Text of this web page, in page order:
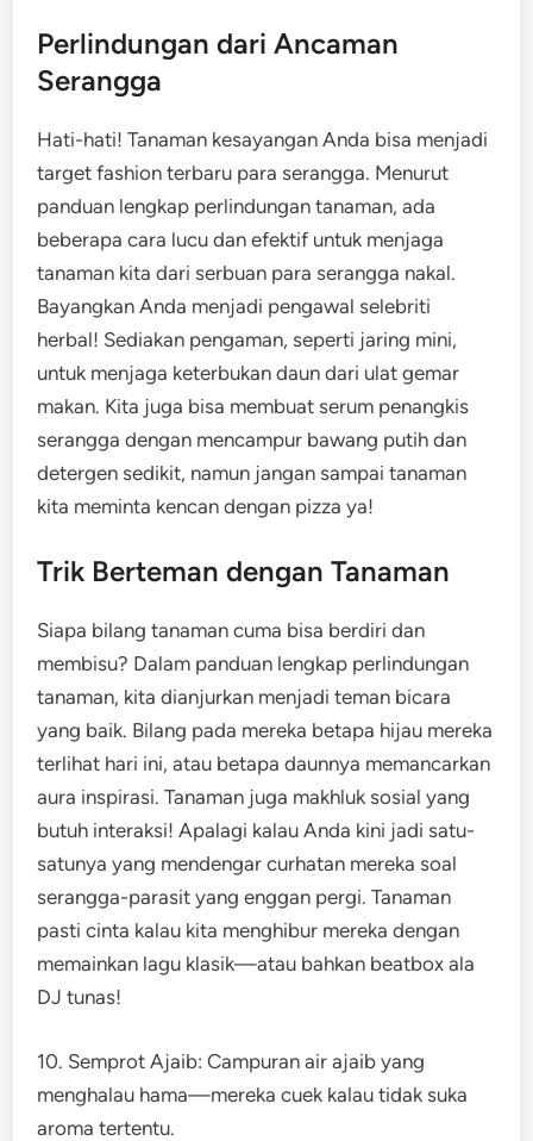
Perlindungan dari Ancaman
Serangga
Hati-hati! Tanaman kesayangan Anda bisa menjadi
target fashion terbaru para serangga. Menurut
panduan lengkap perlindungan tanaman, ada
beberapa cara lucu dan efektif untuk menjaga
tanaman kita dari serbuan para serangga nakal.
Bayangkan Anda menjadi pengawal selebriti
herbal! Sediakan pengaman, seperti jaring mini,
untuk menjaga keterbukan daun dari ulat gemar
makan. Kita juga bisa membuat serum penangkis
serangga dengan mencampur bawang putih dan
detergen sedikit, namun jangan sampai tanaman
kita meminta kencan dengan pizza ya!
Trik Berteman dengan Tanaman
Siapa bilang tanaman cuma bisa berdiri dan
membisu? Dalam panduan lengkap perlindungan
tanaman, kita dianjurkan menjadi teman bicara
yang baik. Bilang pada mereka betapa hijau mereka
terlihat hari ini, atau betapa daunnya memancarkan
aura inspirasi. Tanaman juga makhluk sosial yang
butuh interaksi! Apalagi kalau Anda kini jadi satu-
satunya yang mendengar curhatan mereka soal
serangga-parasit yang enggan pergi. Tanaman
pasti cinta kalau kita menghibur mereka dengan
memainkan lagu klasik—atau bahkan beatbox ala
DJ tunas!
10. Semprot Ajaib: Campuran air ajaib yang
menghalau hama—mereka cuek kalau tidak suka
aroma tertentu.